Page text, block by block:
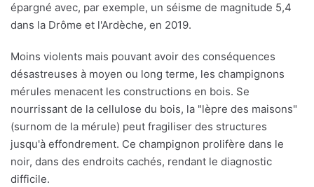
épargné avec, par exemple, un séisme de magnitude 5,4
dans la Drôme et l'Ardèche, en 2019.
Moins violents mais pouvant avoir des conséquences
désastreuses à moyen ou long terme, les champignons
mérules menacent les constructions en bois. Se
nourrissant de la cellulose du bois, la "lèpre des maisons"
(surnom de la mérule) peut fragiliser des structures
jusqu'à effondrement. Ce champignon prolifère dans le
noir, dans des endroits cachés, rendant le diagnostic
difficile.